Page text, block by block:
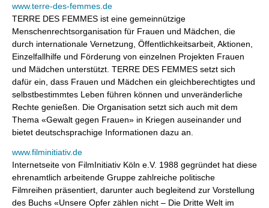
www.terre-des-femmes.de
TERRE DES FEMMES ist eine gemeinnützige
Menschenrechtsorganisation für Frauen und Mädchen, die
durch internationale Vernetzung, Öffentlichkeitsarbeit, Aktionen,
Einzelfallhilfe und Förderung von einzelnen Projekten Frauen
und Mädchen unterstützt. TERRE DES FEMMES setzt sich
dafür ein, dass Frauen und Mädchen ein gleichberechtigtes und
selbstbestimmtes Leben führen können und unveränderliche
Rechte genießen. Die Organisation setzt sich auch mit dem
Thema «Gewalt gegen Frauen» in Kriegen auseinander und
bietet deutschsprachige Informationen dazu an.
www.filminitiativ.de
Internetseite von FilmInitiativ Köln e.V. 1988 gegründet hat diese
ehrenamtlich arbeitende Gruppe zahlreiche politische
Filmreihen präsentiert, darunter auch begleitend zur Vorstellung
des Buchs «Unsere Opfer zählen nicht – Die Dritte Welt im